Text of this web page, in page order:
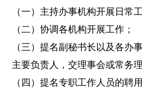
（一）主持办事机构开展日常
（二）协调各机构开展工作；
（三）提名副秘书长以及各办
主要负责人，交理事会或常务
（四）提名专职工作人员的聘